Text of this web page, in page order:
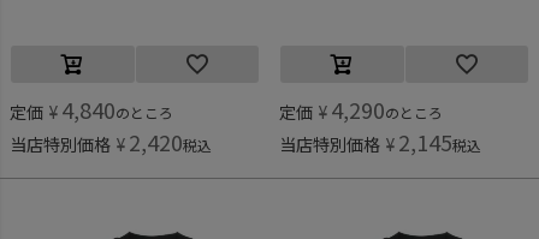
定価 ¥ 4,840のところ
当店特別価格 ¥ 2,420税込
定価 ¥ 4,290のところ
当店特別価格 ¥ 2,145税込